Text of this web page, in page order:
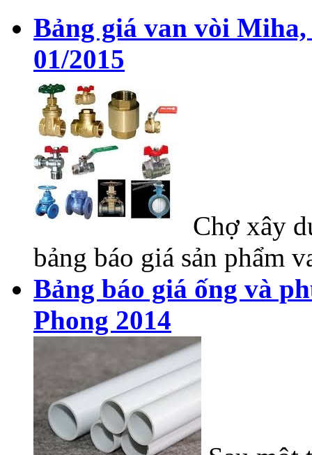
Bảng giá van vòi
01/2015
Chợ xây
bảng báo giá sản phẩm
Bảng báo giá ống và
Phong 2014